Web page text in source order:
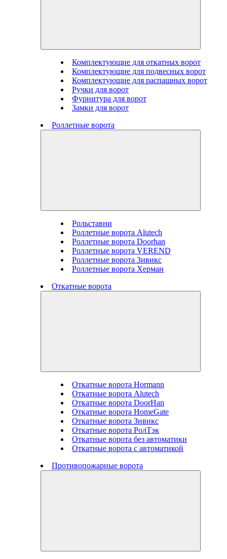
Комплектующие для откатных ворот
Комплектующие для подвесных ворот
Комплектующие для распашных ворот
Ручки для ворот
Фурнитура для ворот
Замки для ворот
Роллетные ворота
Рольставни
Роллетные ворота Alutech
Роллетные ворота Doorhan
Роллетные ворота VEREND
Роллетные ворота Зивикс
Роллетные ворота Херман
Откатные ворота
Откатные ворота Hormann
Откатные ворота Alutech
Откатные ворота DoorHan
Откатные ворота HomeGate
Откатные ворота Зивикс
Откатные ворота РолТэк
Откатные ворота без автоматики
Откатные ворота с автоматикой
Противопожарные ворота